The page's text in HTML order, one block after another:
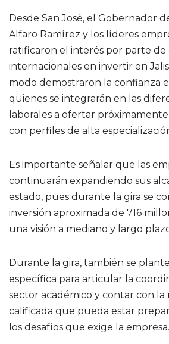
Desde San José, el Gobernador
Alfaro Ramírez y los líderes
ratificaron el interés por parte de
internacionales en invertir en
modo demostraron la confianza
quienes se integrarán en las
laborales a ofertar
con perfiles de alta
Es importante señalar que las
continuarán expandiendo sus
estado, pues durante la gira se
inversión aproximada de 716
una visión a mediano y largo
Durante la gira, también se
específica para articular la
sector académico y contar con la
calificada que pueda estar
los desafíos que exige la empresa.